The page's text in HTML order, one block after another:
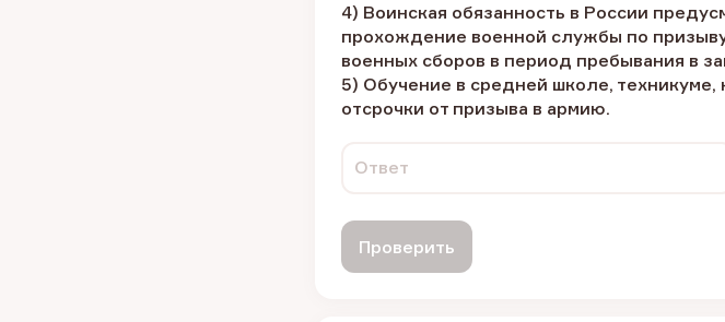
4) Воинская обязанность в России
прохождение военной службы по
военных сборов в период пребывания в
5) Обучение в средней школе,
отсрочки от призыва в армию.
Ответ
Проверить